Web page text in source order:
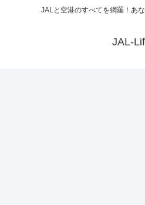
JALと空港のすべてを網羅！あ
JAL-